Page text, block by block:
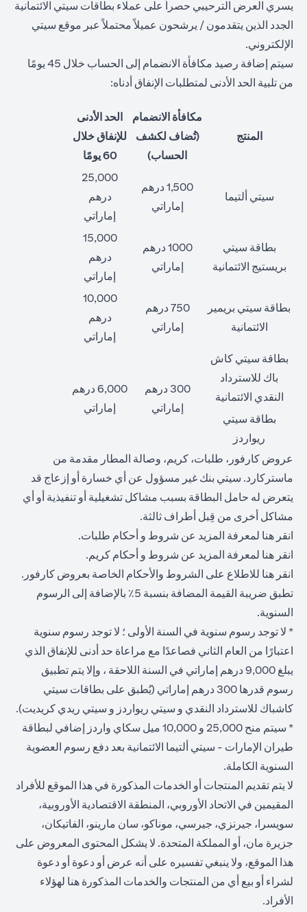
يسري العرض الترحيبي حصراً على عملاء بطاقات سيتي الائتمانية
الجدد الذين يتقدمون / يرشحون عميلاً محتملاً عبر موقع سيتي
الإلكتروني.
سيتم إضافة رصيد مكافأة الانضمام إلى الحساب خلال 45 يومًا
من تلبية الحد الأدنى لمتطلبات الإنفاق أدناه:
المنتج
مكافأة الانضمام
(تُضاف لكشف
الحساب)
الحد الأدنى
للإنفاق خلال
60 يومًا
سيتي ألتيما
1,500 درهم
إماراتي
25,000
درهم
إماراتي
بطاقة سيتي
بريستيج الائتمانية
1000 درهم
إماراتي
15,000
درهم
إماراتي
بطاقة سيتي بريمير
الائتمانية
750 درهم
إماراتي
10,000
درهم
إماراتي
بطاقة سيتي كاش
باك للاسترداد
النقدي الائتمانية
300 درهم
إماراتي
6,000 درهم
إماراتي
بطاقة سيتي
ريواردز
عروض كارفور، طلبات، كريم، وصالة المطار مقدمة من
ماستركارد. سيتي بنك غير مسؤول عن أي خسارة أو إزعاج قد
يتعرض له حامل البطاقة بسبب مشاكل تشغيلية أو تنفيذية أو أي
مشاكل أخرى من قِبل أطراف ثالثة.
انقر هنا لمعرفة المزيد عن شروط و أحكام طلبات.
انقر هنا لمعرفة المزيد عن شروط و أحكام كريم.
انقر هنا للاطلاع على الشروط والأحكام الخاصة بعروض كارفور.
تطبق ضريبة القيمة المضافة بنسبة 5٪ بالإضافة إلى الرسوم
السنوية.
* لا توجد رسوم سنوية في السنة الأولى ؛ لا توجد رسوم سنوية
اعتبارًا من العام الثاني فصاعدًا مع مراعاة حد أدنى للإنفاق الذي
يبلغ 9,000 درهم إماراتي في السنة اللاحقة ، وإلا يتم تطبيق
رسوم قدرها 300 درهم إماراتي (يُطبق على بطاقات سيتي
كاشباك للاسترداد النقدي و سيتي ريواردز و سيتي ريدي كريديت).
* سيتم منح 25,000 و 10,000 ميل سكاي واردز إضافي لبطاقة
طيران الإمارات - سيتي ألتيما الائتمانية بعد دفع رسوم العضوية
السنوية الكاملة.
لا يتم تقديم المنتجات أو الخدمات المذكورة في هذا الموقع للأفراد
المقيمين في الاتحاد الأوروبي، المنطقة الاقتصادية الأوروبية،
سويسرا، جيرنزي، جيرسي، موناكو، سان مارينو، الفاتيكان،
جزيرة مان، أو المملكة المتحدة. لا يشكل المحتوى المعروض على
هذا الموقع، ولا ينبغي تفسيره على أنه عرض أو دعوة أو دعوة
لشراء أو بيع أي من المنتجات والخدمات المذكورة هنا لهؤلاء
الأفراد.